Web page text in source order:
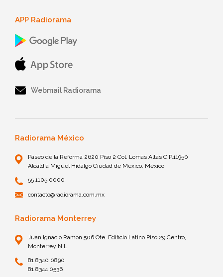
APP Radiorama
Webmail Radiorama
Radiorama México
Paseo de la Reforma 2620 Piso 2 Col. Lomas Altas C.P.11950
Alcaldía Miguel Hidalgo Ciudad de México, México
55 1105 0000
contacto@radiorama.com.mx
Radiorama Monterrey
Juan Ignacio Ramon 506 Ote. Edificio Latino Piso 29 Centro,
Monterrey N.L.
81 8340 0890
81 8344 0536